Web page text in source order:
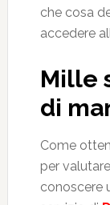
che cosa
accedere
Mille
di
Come
per
conoscere